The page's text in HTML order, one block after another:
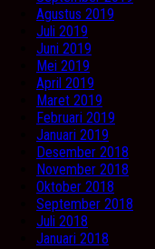
Agustus 2019
Juli 2019
Juni 2019
Mei 2019
April 2019
Maret 2019
Februari 2019
Januari 2019
Desember 2018
November 2018
Oktober 2018
September 2018
Juli 2018
Januari 2018